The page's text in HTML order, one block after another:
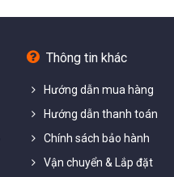
Thông tin khác
Hướng dẫn mua hàng
Hướng dẫn thanh toán
Chính sách bảo hành
Vận chuyển & Lắp đặt